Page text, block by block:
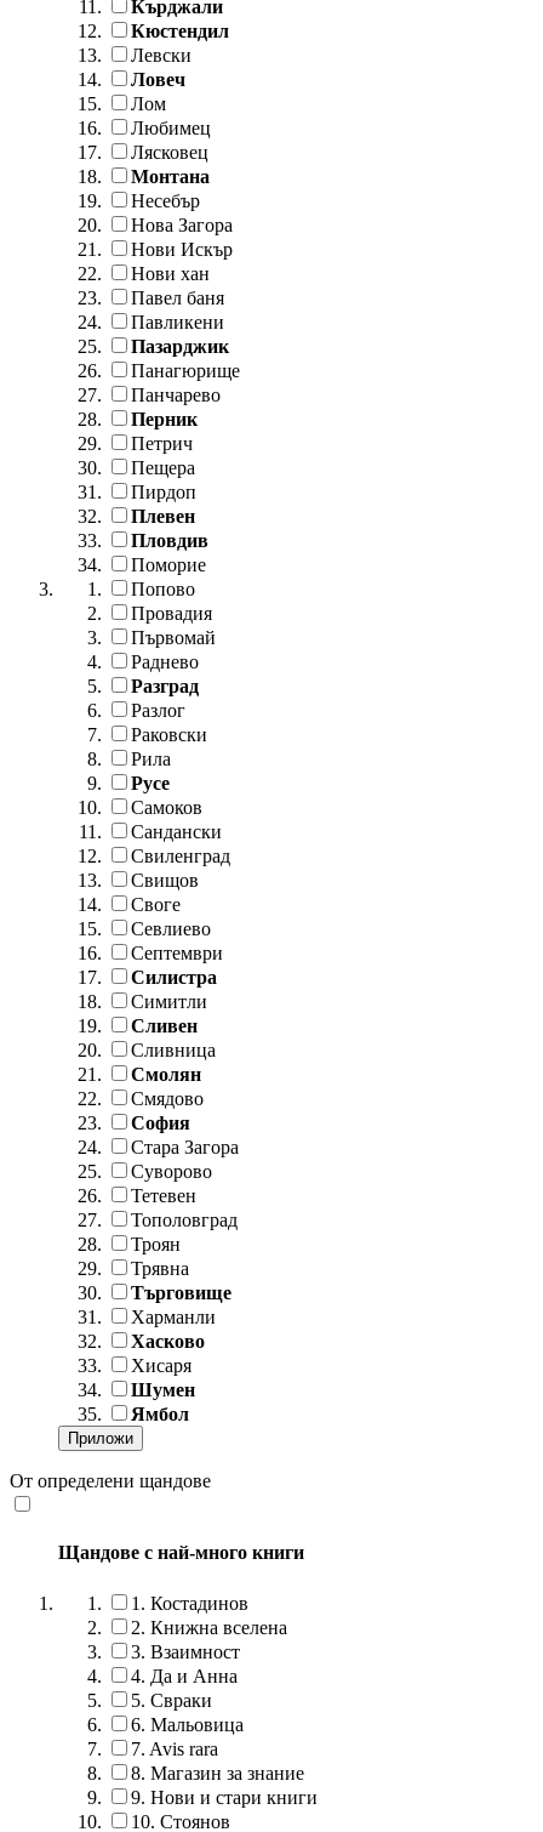
Кърджали
Кюстендил
Левски
Ловеч
Лом
Любимец
Лясковец
Монтана
Несебър
Нова Загора
Нови Искър
Нови хан
Павел баня
Павликени
Пазарджик
Панагюрище
Панчарево
Перник
Петрич
Пещера
Пирдоп
Плевен
Пловдив
Поморие
Попово
Провадия
Първомай
Раднево
Разград
Разлог
Раковски
Рила
Русе
Самоков
Сандански
Свиленград
Свищов
Своге
Севлиево
Септември
Силистра
Симитли
Сливен
Сливница
Смолян
Смядово
София
Стара Загора
Суворово
Тетевен
Тополовград
Троян
Трявна
Търговище
Харманли
Хасково
Хисаря
Шумен
Ямбол
От определени щандове
Щандове с най-много книги
1. Костадинов
2. Книжна вселена
3. Взаимност
4. Да и Анна
5. Свраки
6. Мальовица
7. Avis rara
8. Магазин за знание
9. Нови и стари книги
10. Стоянов